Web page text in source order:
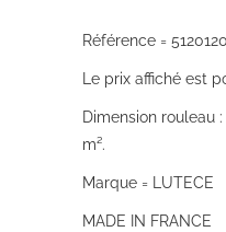
Référence =
Le prix affiché est
Dimension rouleau
m².
Marque = LUTECE
MADE IN FRANCE